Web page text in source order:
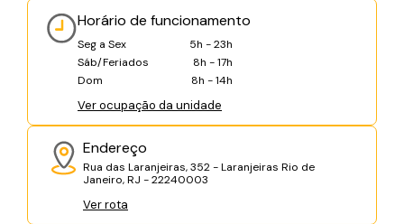
Horário de funcionamento
Seg a Sex
5h - 23h
Sáb/Feriados
8h - 17h
Dom
8h - 14h
Ver ocupação da unidade
Endereço
Rua das Laranjeiras, 352 - Laranjeiras Rio de
Janeiro, RJ - 22240003
Ver rota